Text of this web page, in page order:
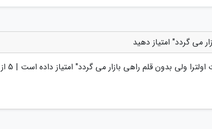
" امتیاز داده است | 5 از 5